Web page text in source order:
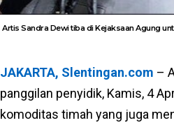
Artis Sandra Dewi tiba di Kejaksaan Agung
JAKARTA, Slentingan.com –
panggilan penyidik, Kamis, 4
komoditas timah yang juga